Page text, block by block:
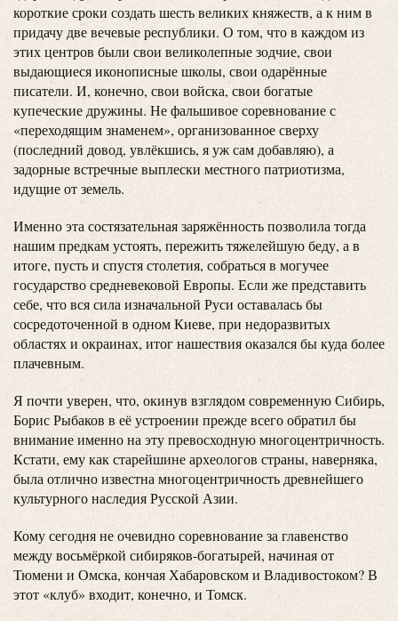
короткие сроки создать шесть великих княжеств, а к ним в
придачу две вечевые республики. О том, что в каждом из
этих центров были свои великолепные зодчие, свои
выдающиеся иконописные школы, свои одарённые
писатели. И, конечно, свои войска, свои богатые
купеческие дружины. Не фальшивое соревнование с
«переходящим знаменем», организованное сверху
(последний довод, увлёкшись, я уж сам добавляю), а
задорные встречные выплески местного патриотизма,
идущие от земель.
Именно эта состязательная заряжённость позволила тогда
нашим предкам устоять, пережить тяжелейшую беду, а в
итоге, пусть и спустя столетия, собраться в могучее
государство средневековой Европы. Если же представить
себе, что вся сила изначальной Руси оставалась бы
сосредоточенной в одном Киеве, при недоразвитых
областях и окраинах, итог нашествия оказался бы куда более
плачевным.
Я почти уверен, что, окинув взглядом современную Сибирь,
Борис Рыбаков в её устроении прежде всего обратил бы
внимание именно на эту превосходную многоцентричность.
Кстати, ему как старейшине археологов страны, наверняка,
была отлично известна многоцентричность древнейшего
культурного наследия Русской Азии.
Кому сегодня не очевидно соревнование за главенство
между восьмёркой сибиряков-богатырей, начиная от
Тюмени и Омска, кончая Хабаровском и Владивостоком? В
этот «клуб» входит, конечно, и Томск.